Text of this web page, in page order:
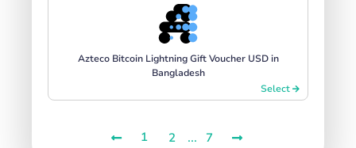
Azteco Bitcoin Lightning Gift Voucher USD in
Bangladesh
Select
1 2 ... 7